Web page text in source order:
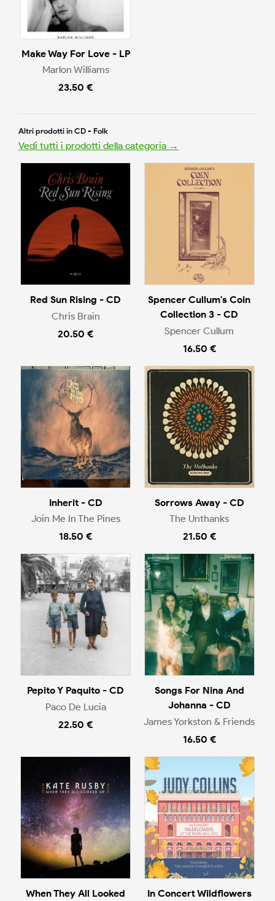
Make Way For Love - LP
Marlon Williams
23.50 €
Altri prodotti in CD - Folk
Vedi tutti i prodotti della categoria →
Red Sun Rising - CD
Chris Brain
20.50 €
Spencer Cullum's Coin
Collection 3 - CD
Spencer Cullum
16.50 €
Inherit - CD
Join Me In The Pines
18.50 €
Sorrows Away - CD
The Unthanks
21.50 €
Pepito Y Paquito - CD
Paco De Lucia
22.50 €
Songs For Nina And
Johanna - CD
James Yorkston & Friends
16.50 €
When They All Looked
In Concert Wildflowers